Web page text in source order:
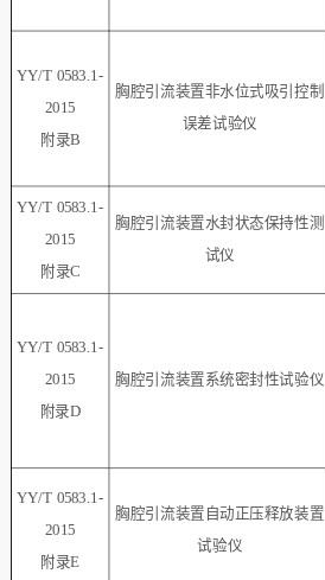
YY/T 0583.1-
2015
附录B
胸腔引流装置非水位式吸引控制
误差试验仪
YY/T 0583.1-
2015
附录C
胸腔引流装置水封状态保持性测
试仪
YY/T 0583.1-
2015
附录D
胸腔引流装置系统密封性试验仪
YY/T 0583.1-
2015
附录E
胸腔引流装置自动正压释放装置
试验仪